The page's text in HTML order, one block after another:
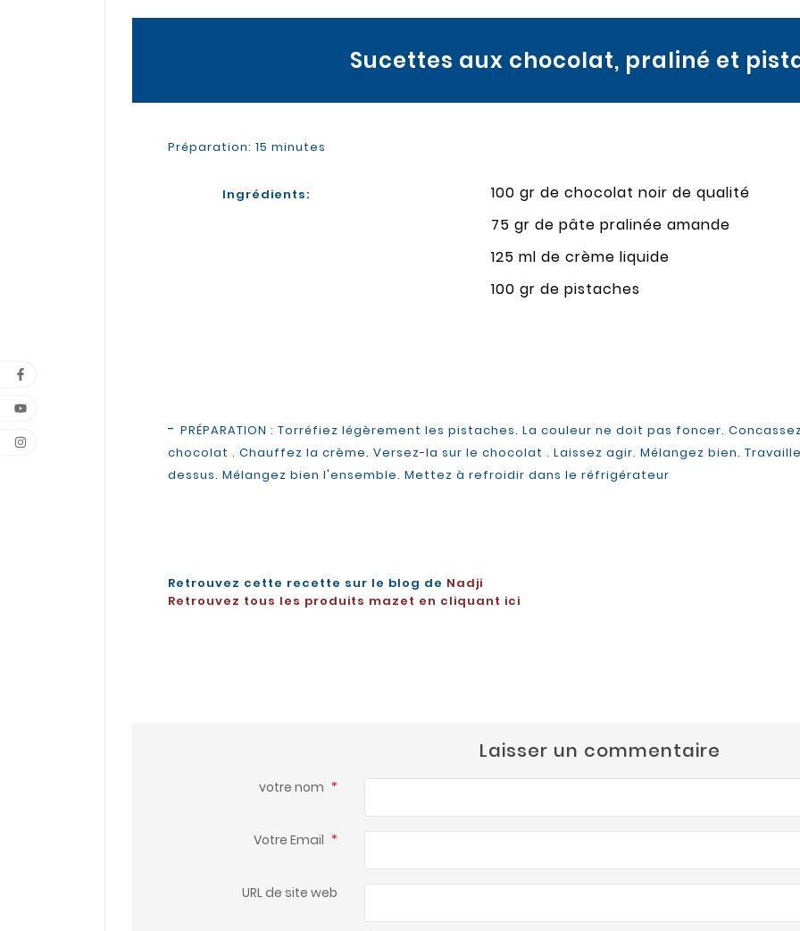
Sucettes aux chocolat, praliné et
Préparation: 15 minutes
Ingrédients:
100 gr de chocolat noir de qualité
75 gr de pâte pralinée amande
125 ml de crème liquide
100 gr de pistaches
- PRÉPARATION : Torréfiez légèrement les pistaches. La couleur ne doit pas foncer.
chocolat . Chauffez la crème. Versez-la sur le chocolat . Laissez agir. Mélangez bien.
dessus. Mélangez bien l'ensemble. Mettez à refroidir dans le réfrigérateur
Retrouvez cette recette sur le blog de Nadji
Retrouvez tous les produits mazet en cliquant ici
Laisser un commentaire
votre nom *
Votre Email *
URL de site web